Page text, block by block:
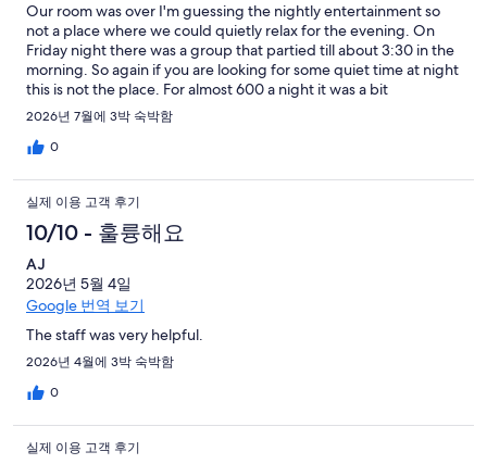
Our room was over I'm guessing the nightly entertainment so
not a place where we could quietly relax for the evening. On
Friday night there was a group that partied till about 3:30 in the
morning. So again if you are looking for some quiet time at night
this is not the place. For almost 600 a night it was a bit
disappointing.
2026년 7월에 3박 숙박함
0
실제 이용 고객 후기
10/10 - 훌륭해요
AJ
2026년 5월 4일
Google 번역 보기
The staff was very helpful.
2026년 4월에 3박 숙박함
0
실제 이용 고객 후기